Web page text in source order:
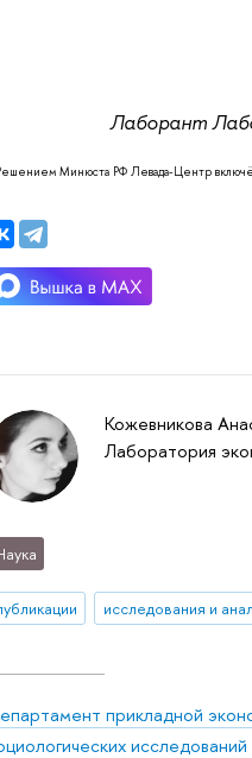
Лаборант
Минюста РФ Левада-Центр
Кожевникова
Лаборатория
исследования и
прикладной
исследований